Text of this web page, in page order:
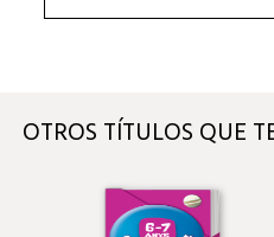
OTROS TÍTULOS QUE